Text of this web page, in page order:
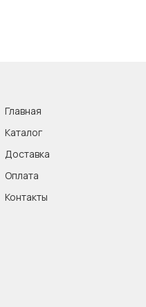
Главная
Каталог
Доставка
Оплата
Контакты